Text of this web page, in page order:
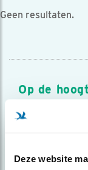
Deze website
Geen resultaten.
Op de
Meld je aan en
over vogels en